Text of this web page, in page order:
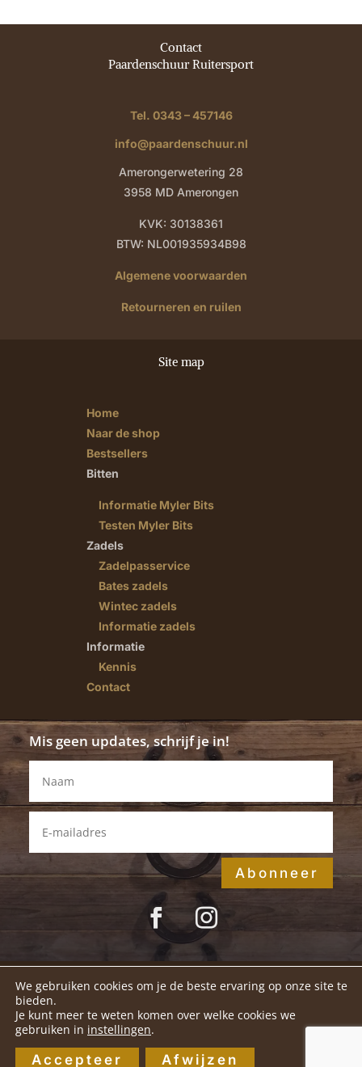
Contact
Paardenschuur Ruitersport
Tel. 0343 – 457146
info@paardenschuur.nl
Amerongerwetering 28
3958 MD Amerongen
KVK: 30138361
BTW: NL001935934B98
Algemene voorwaarden
Retourneren en ruilen
Site map
Home
Naar de shop
Bestsellers
Bitten
Informatie Myler Bits
Testen Myler Bits
Zadels
Zadelpasservice
Bates zadels
Wintec zadels
Informatie zadels
Informatie
Kennis
Contact
Mis geen updates, schrijf je in!
Abonneer
Disclaimer
Verwerkersovereenkomst
We gebruiken cookies om je de beste ervaring op onze site te
bieden.
Je kunt meer te weten komen over welke cookies we
gebruiken in instellingen.
Accepteer Afwijzen